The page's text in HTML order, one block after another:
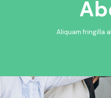
Aliquam fringilla